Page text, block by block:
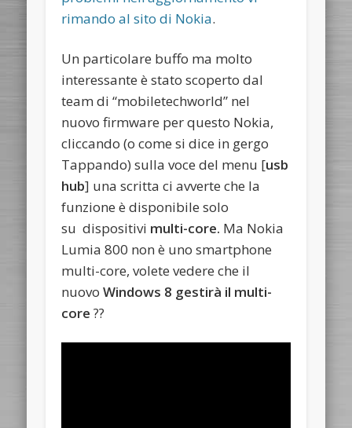
rimando al sito di Nokia.
Un particolare buffo ma molto
interessante è stato scoperto dal
team di “mobiletechworld” nel
nuovo firmware per questo Nokia,
cliccando (o come si dice in gergo
Tappando) sulla voce del menu [usb
hub] una scritta ci avverte che la
funzione è disponibile solo
su dispositivi multi-core. Ma Nokia
Lumia 800 non è uno smartphone
multi-core, volete vedere che il
nuovo Windows 8 gestirà il multi-
core ??